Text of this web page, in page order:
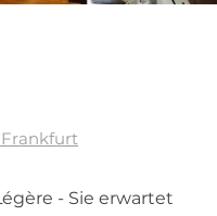
Frankfurt
- Sie erwartet